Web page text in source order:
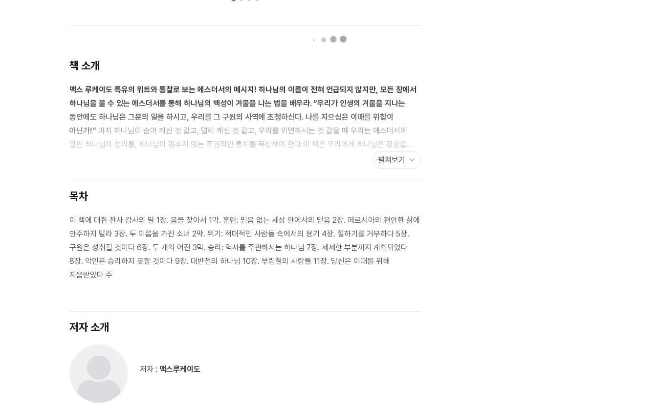
책 소개
맥스 루케이도 특유의 위트와 통찰로 보는 에스더서의 메시지! 하나님의 이름이 전혀 언급되지 않지만, 모든 장에서
하나님을 볼 수 있는 에스더서를 통해 하나님의 백성이 겨울을 나는 법을 배우라. “우리가 인생의 겨울을 지나는
동안에도 하나님은 그분의 일을 하시고, 우리를 그 구원의 사역에 초청하신다. 나를 지으심은 이때를 위함이
아닌가!”
깔린 하나님의 섭리를, 하나님의 멈추지 않는 주권적인 통치를 묵상해야 한다.이 책은 우리에게 하나님은 강함을
드러내기 위해 큰 소리를 내실 필요가 없음을 상기시켜준다. 하나님은 그분의 임재를 나타내기 위해 그림자를
드리우실 필요가 없다. 하나님은 침묵하시는 듯해도 말씀하시고, 아주 멀리 계시는 듯해도 일하고 계신다. 하나님의
하는가이다. 인생의 겨울철에도 우리의 도움이 어디서 오는지 확신한다면, 용기를 낼 수 있다. 당신이 지음받은 것이
펼쳐보기
목차
이 책에 대한 찬사 감사의 말 1장. 봄을 찾아서 1막. 혼란: 믿음 없는 세상 안에서의 믿음 2장. 페르시아의 편안한 삶에
안주하지 말라 3장. 두 이름을 가진 소녀 2막. 위기: 적대적인 사람들 속에서의 용기 4장. 절하기를 거부하다 5장.
구원은 성취될 것이다 6장. 두 개의 어전 3막. 승리: 역사를 주관하시는 하나님 7장. 세세한 부분까지 계획되었다
8장. 악인은 승리하지 못할 것이다 9장. 대반전의 하나님 10장. 부림절의 사람들 11장. 당신은 이때를 위해
지음받았다 주
저자 소개
저자 : 맥스루케이도